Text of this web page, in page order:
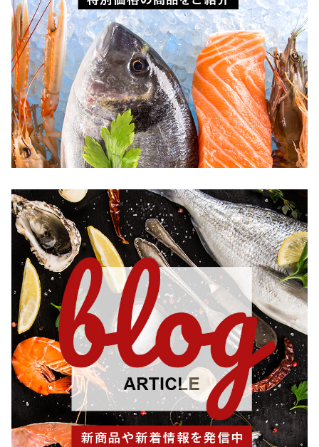
（
個
包
装
ト
ロ
サ
バ
1
切
れ
・
個
装
銀
鮭
れ
）
個